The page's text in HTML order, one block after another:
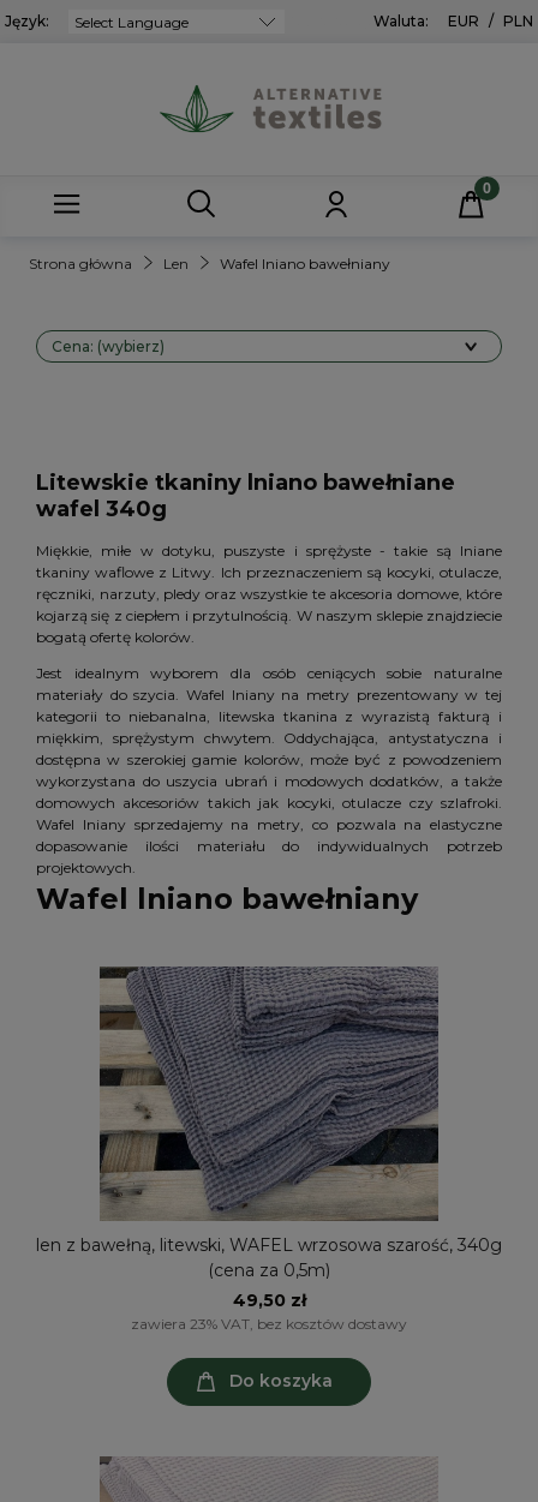
Język: Waluta: EUR / PLN
Strona główna Len Wafel lniano bawełniany
Cena: (wybierz)
Litewskie tkaniny lniano bawełniane
wafel 340g
Miękkie, miłe w dotyku, puszyste i sprężyste - takie są lniane
tkaniny waflowe z Litwy. Ich przeznaczeniem są kocyki, otulacze,
ręczniki, narzuty, pledy oraz wszystkie te akcesoria domowe, które
kojarzą się z ciepłem i przytulnością. W naszym sklepie znajdziecie
bogatą ofertę kolorów.
Jest idealnym wyborem dla osób ceniących sobie naturalne
materiały do szycia. Wafel lniany na metry prezentowany w tej
kategorii to niebanalna, litewska tkanina z wyrazistą fakturą i
miękkim, sprężystym chwytem. Oddychająca, antystatyczna i
dostępna w szerokiej gamie kolorów, może być z powodzeniem
wykorzystana do uszycia ubrań i modowych dodatków, a także
domowych akcesoriów takich jak kocyki, otulacze czy szlafroki.
Wafel lniany sprzedajemy na metry, co pozwala na elastyczne
dopasowanie ilości materiału do indywidualnych potrzeb
projektowych.
Wafel lniano bawełniany
len z bawełną, litewski, WAFEL wrzosowa szarość, 340g
(cena za 0,5m)
49,50 zł
zawiera 23% VAT, bez kosztów dostawy
Do koszyka